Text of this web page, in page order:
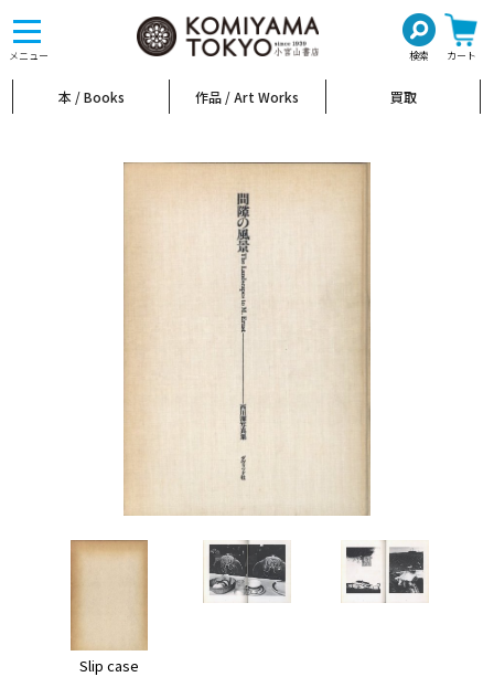
メニュー 検索 カート
toggle
navigation
本 / Books 作品 / Art Works 買取
Slip case